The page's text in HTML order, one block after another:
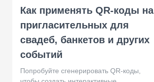
Как применять QR-коды на
пригласительных для
свадеб, банкетов и других
событий
Попробуйте сгенерировать QR-коды,